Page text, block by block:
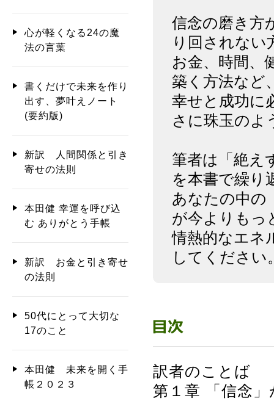
信念の磨き方
り回されない
お金、時間、
築く方法など
幸せと成功に
さに珠玉のよ
筆者は「絶え
を本書で繰り
あなたの中の
が今よりもっ
情熱的なエネ
してください
訳者のことば
第１章 「信念
心が軽くなる24の魔
法の言葉
書くだけで未来を作り
出す、夢叶えノート
(要約版)
新訳 人間関係と引き
寄せの法則
本田健 幸運を呼び込
む ありがとう手帳
新訳 お金と引き寄せ
の法則
50代にとって大切な
17のこと
本田健 未来を開く手
帳２０２３